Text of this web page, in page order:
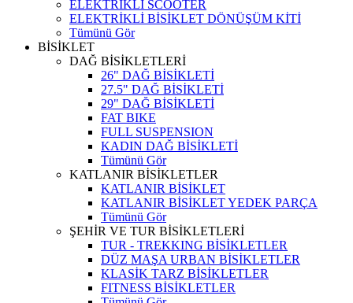
ELEKTRİKLİ SCOOTER
ELEKTRİKLİ BİSİKLET DÖNÜŞÜM KİTİ
Tümünü Gör
BİSİKLET
DAĞ BİSİKLETLERİ
26" DAĞ BİSİKLETİ
27.5" DAĞ BİSİKLETİ
29" DAĞ BİSİKLETİ
FAT BIKE
FULL SUSPENSION
KADIN DAĞ BİSİKLETİ
Tümünü Gör
KATLANIR BİSİKLETLER
KATLANIR BİSİKLET
KATLANIR BİSİKLET YEDEK PARÇA
Tümünü Gör
ŞEHİR VE TUR BİSİKLETLERİ
TUR - TREKKING BİSİKLETLER
DÜZ MAŞA URBAN BİSİKLETLER
KLASİK TARZ BİSİKLETLER
FITNESS BİSİKLETLER